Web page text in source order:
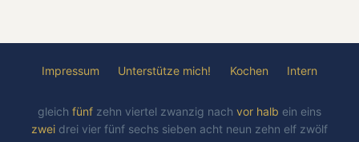
Impressum Unterstütze mich! Kochen Intern
gleich fünf zehn viertel zwanzig nach vor halb ein eins
zwei drei vier fünf sechs sieben acht neun zehn elf zwölf